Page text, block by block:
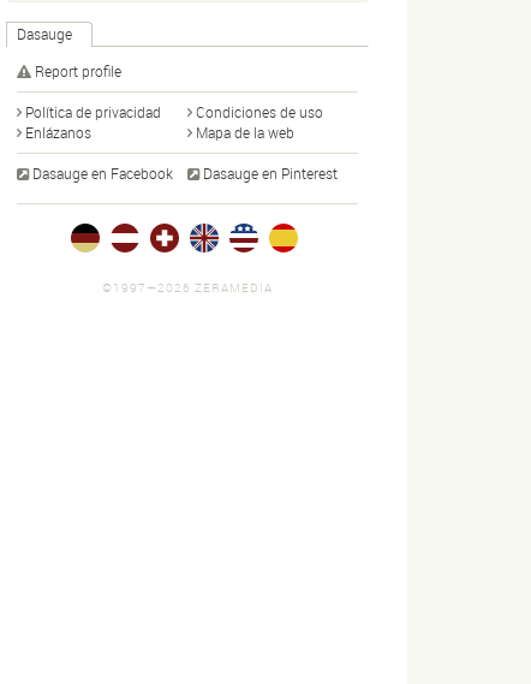
Dasauge
Report profile
Política de privacidad
Condiciones de uso
Enlázanos
Mapa de la web
Dasauge en Facebook Dasauge en Pinterest
©1997—2026 ZERAMEDIA